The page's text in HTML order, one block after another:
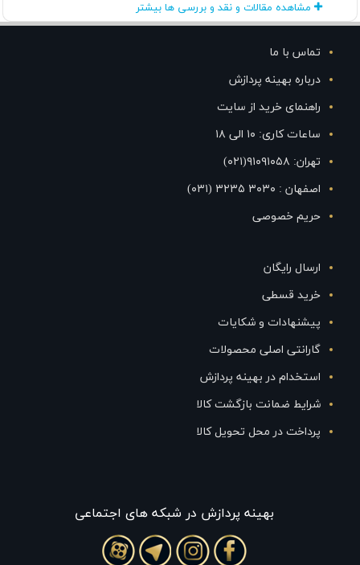
مشاهده مقالات و نقد و بررسی ها بیشتر
تماس با ما
درباره بهینه پردازش
راهنمای خرید از سایت
ساعات کاری: ۱۰ الی ۱۸
تهران: ۹۱۰۹۱۰۵۸(۰۲۱)
اصفهان : ۳۰۳۰ ۳۲۳۵ (۰۳۱)
حریم خصوصی
ارسال رایگان
خرید قسطی
پیشنهادات و شکایات
گارانتی اصلی محصولات
استخدام در بهینه پردازش
شرایط ضمانت بازگشت کالا
پرداخت در محل تحویل کالا
بهينه پردازش در شبکه های اجتماعی